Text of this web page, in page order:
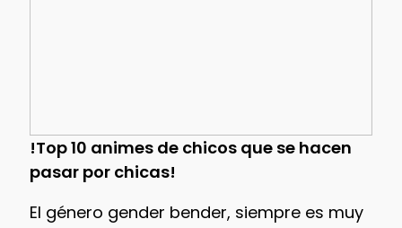
!Top 10 animes de chicos que se hacen
pasar por chicas!
El género gender bender, siempre es muy